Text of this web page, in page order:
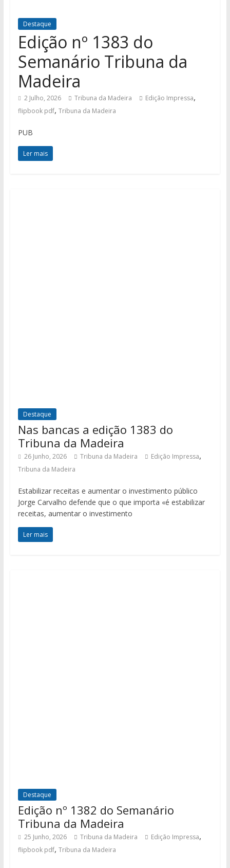
Destaque
Edição nº 1383 do
Semanário Tribuna da
Madeira
2 Julho, 2026 Tribuna da Madeira Edição Impressa,
flipbook pdf, Tribuna da Madeira
PUB
Ler mais
Destaque
Nas bancas a edição 1383 do
Tribuna da Madeira
26 Junho, 2026 Tribuna da Madeira Edição Impressa,
Tribuna da Madeira
Estabilizar receitas e aumentar o investimento público
Jorge Carvalho defende que o que importa «é estabilizar
receitas, aumentar o investimento
Ler mais
Destaque
Edição nº 1382 do Semanário
Tribuna da Madeira
25 Junho, 2026 Tribuna da Madeira Edição Impressa,
flipbook pdf, Tribuna da Madeira